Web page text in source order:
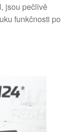
jsou pečlivě
funkčnosti po